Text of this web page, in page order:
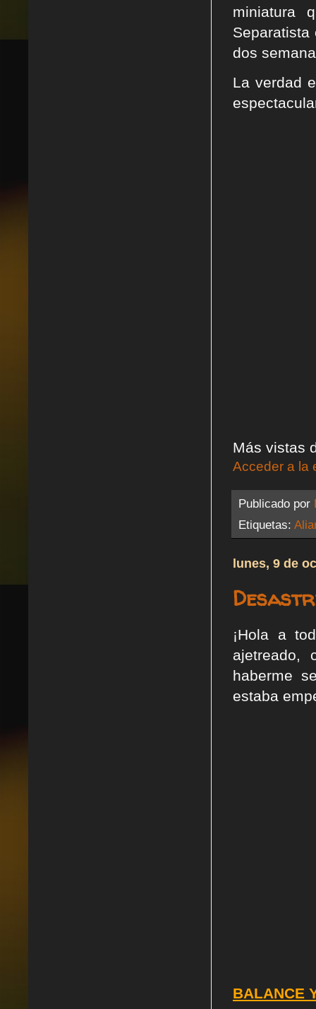
miniatura
Separatista
dos
La verdad
Más vistas
Acceder a la
Publicado por
Etiquetas:
lunes, 9 de
¡Hola a
ajetreado,
haberme
estaba
BALANCE